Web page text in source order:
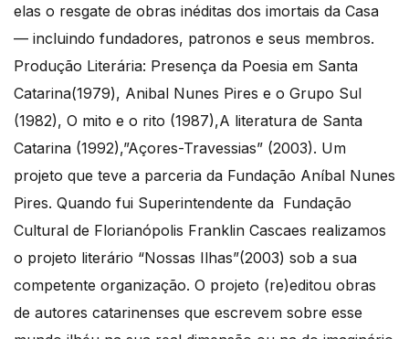
elas o resgate de obras inéditas dos imortais da Casa
— incluindo fundadores, patronos e seus membros.
Produção Literária: Presença da Poesia em Santa
Catarina(1979), Anibal Nunes Pires e o Grupo Sul
(1982), O mito e o rito (1987),A literatura de Santa
Catarina (1992),”Açores-Travessias” (2003). Um
projeto que teve a parceria da Fundação Aníbal Nunes
Pires. Quando fui Superintendente da Fundação
Cultural de Florianópolis Franklin Cascaes realizamos
o projeto literário “Nossas Ilhas”(2003) sob a sua
competente organização. O projeto (re)editou obras
de autores catarinenses que escrevem sobre esse